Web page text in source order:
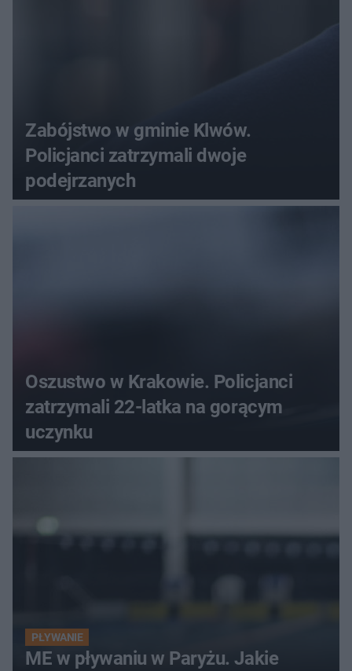
Zabójstwo w gminie Klwów.
Policjanci zatrzymali dwoje
podejrzanych
Oszustwo w Krakowie. Policjanci
zatrzymali 22-latka na gorącym
uczynku
PŁYWANIE
ME w pływaniu w Paryżu. Jakie